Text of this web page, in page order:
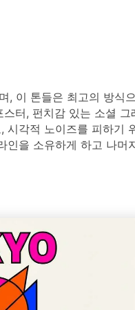
, 이 톤들은 최고의 방식
터, 펀치감 있는 소셜 그
시각적 노이즈를 피하기
인을 소유하게 하고 나머